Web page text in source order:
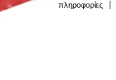
πληροφορίες